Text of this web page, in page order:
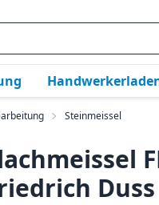
Steinmeissel
Duss